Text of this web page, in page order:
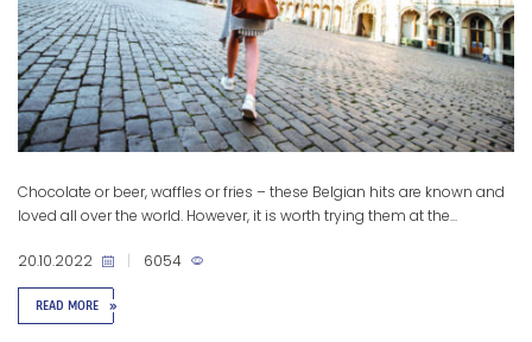
Chocolate or beer, waffles or fries – these Belgian hits are known and
loved all over the world. However, it is worth trying them at the...
READ MORE »
20.10.2022 6054